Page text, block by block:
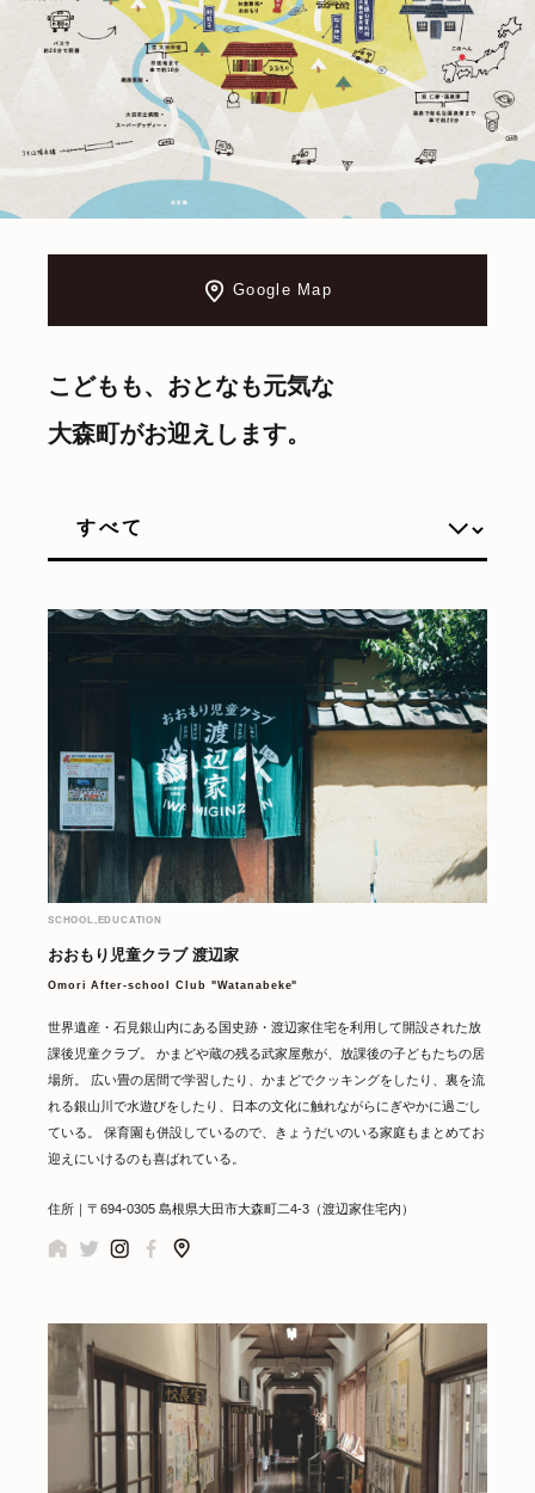
Google Map
こどもも、おとなも元気な
大森町がお迎えします。
SCHOOL,EDUCATION
おおもり児童クラブ 渡辺家
Omori After-school Club "Watanabeke"
世界遺産・石見銀山内にある国史跡・渡辺家住宅を利用して開設された放
課後児童クラブ。 かまどや蔵の残る武家屋敷が、放課後の子どもたちの居
場所。 広い畳の居間で学習したり、かまどでクッキングをしたり、裏を流
れる銀山川で水遊びをしたり、日本の文化に触れながらにぎやかに過ごし
ている。 保育園も併設しているので、きょうだいのいる家庭もまとめてお
迎えにいけるのも喜ばれている。
住所｜〒694-0305 島根県大田市大森町二4-3（渡辺家住宅内）